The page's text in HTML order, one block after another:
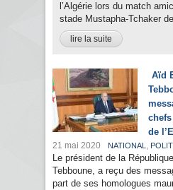
l’Algérie lors du match
stade Mustapha-Tchaker
lire la suite
Aïd
de
21 mai 2020 NATIONAL ,
Le président de la
Tebboune, a reçu des
part de ses homologues